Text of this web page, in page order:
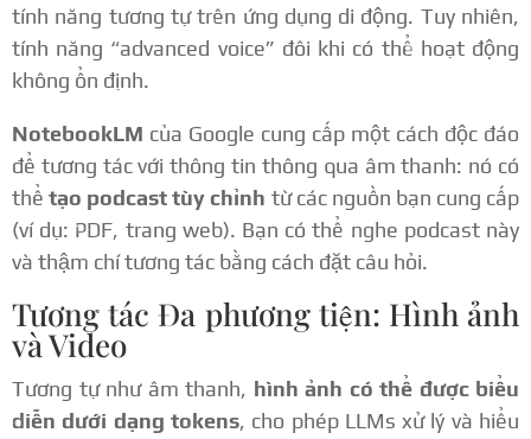
tính năng tương tự trên ứng dụng di động. Tuy nhiên,
tính năng “advanced voice” đôi khi có thể hoạt động
không ổn định.
NotebookLM của Google cung cấp một cách độc đáo
để tương tác với thông tin thông qua âm thanh: nó có
thểtạo podcast tùy chỉnh từ các nguồn bạn cung cấp
(ví dụ: PDF, trang web). Bạn có thể nghe podcast này
và thậm chí tương tác bằng cách đặt câu hỏi.
Tương tác Đa phương tiện: Hình ảnh
và Video
Tương tự như âm thanh, hình ảnh có thể được biểu
diễn dưới dạng tokens, cho phép LLMs xử lý và hiểu